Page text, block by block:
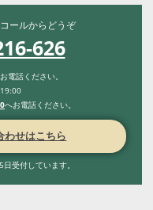
ールからどうぞ
626
電話ください。
へお電話ください。
わせはこちら
受付しています。